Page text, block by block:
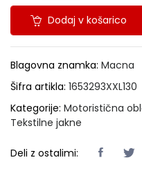
Dodaj v košarico
Blagovna znamka: Macna
Šifra artikla: 1653293XXL130
Kategorije: Motoristična
Tekstilne jakne
Deli z ostalimi: